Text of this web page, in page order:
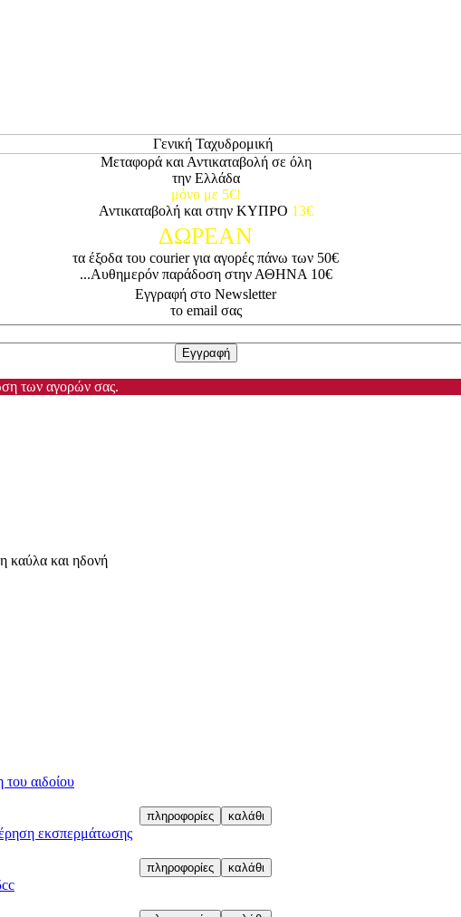
Μεταφορά και Αντικαταβολή σε όλη
την Ελλάδα
μόνο με 5€!
Αντικαταβολή και στην ΚΥΠΡΟ 13€
ΔΩΡΕΑΝ
τα έξοδα του courier για αγορές πάνω των 50€
...Αυθημερόν παράδοση στην ΑΘΗΝΑ 10€
Εγγραφή στο Newsletter
το email σας
των αγορών σας.
καύλα και ηδονή
αιδοίου
εκσπερμάτωσης